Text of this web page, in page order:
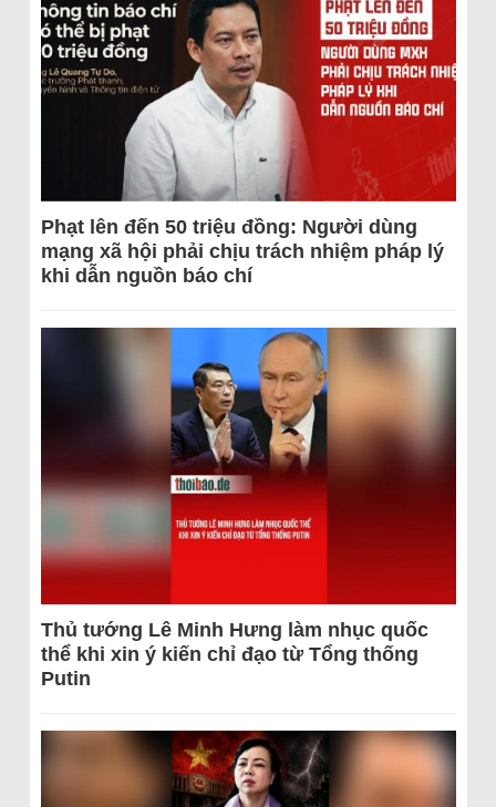
Phạt lên đến 50 triệu đồng: Người dùng
mạng xã hội phải chịu trách nhiệm pháp lý
khi dẫn nguồn báo chí
Thủ tướng Lê Minh Hưng làm nhục quốc
thể khi xin ý kiến chỉ đạo từ Tổng thống
Putin